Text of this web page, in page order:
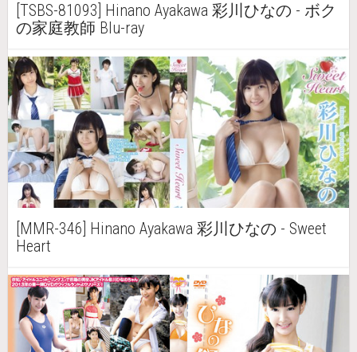
[TSBS-81093] Hinano Ayakawa 彩川ひなの - ボク
の家庭教師 Blu-ray
[MMR-346] Hinano Ayakawa 彩川ひなの - Sweet
Heart